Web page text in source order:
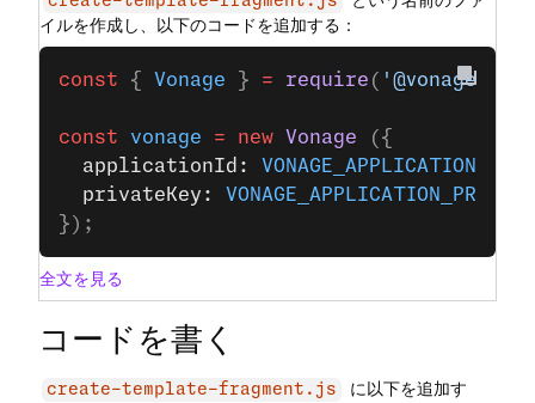
イルを作成し、以下のコードを追加する：
const { Vonage } = require ( '@vonage/
const vonage = new Vonage ({
  applicationId:
VONAGE_APPLICATION_ID
  privateKey:
});
全文を見る
コードを書く
create-template-fragment.js
に以下を追加す